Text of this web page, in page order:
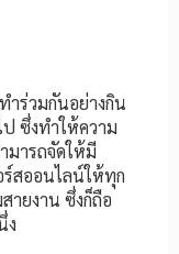
ำร่วมกันอย่างกิน
ซึ่งทำให้ความ
มารถจัดให้มี
สออนไลน์ให้ทุก
ายงาน ซึ่งก็ถือ
ง